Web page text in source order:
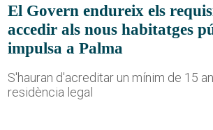
El Govern endureix els
accedir als nous habitatges
impulsa a Palma
S'hauran d'acreditar un mínim de 15
residència legal